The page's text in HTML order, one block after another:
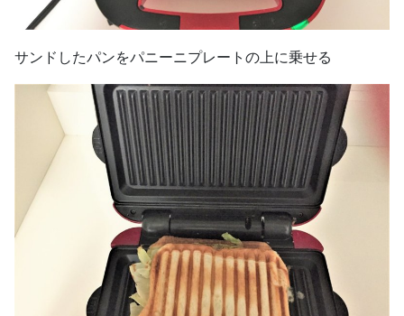
サンドしたパンをパニーニプレートの上に乗せる